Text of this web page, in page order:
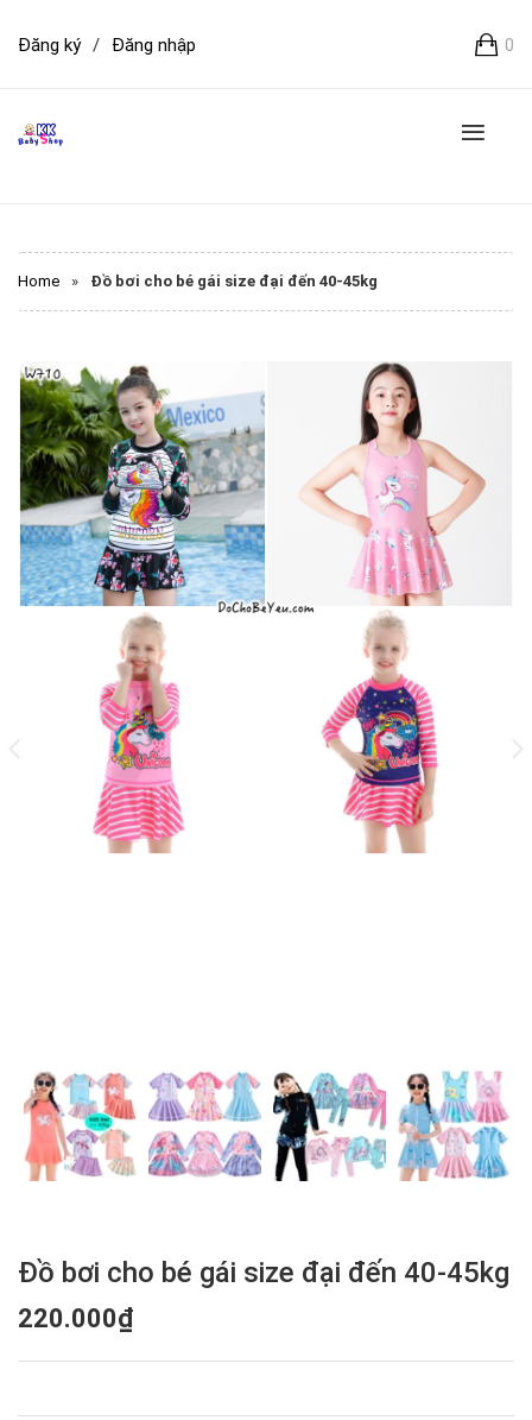
0
Đăng ký / Đăng nhập
Home » Đồ bơi cho bé gái size đại đến 40-45kg
Đồ bơi cho bé gái size đại đến 40-45kg
220.000₫